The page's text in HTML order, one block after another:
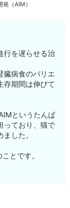
（AIM）
行を遅らせる治
臓病食のバリエ
存期間は伸びて
というたんぱ
っており、猫で
した。
とです。